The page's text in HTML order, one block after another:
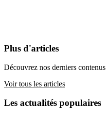
Plus d'articles
Découvrez nos derniers contenus
Voir tous les articles
Les actualités populaires